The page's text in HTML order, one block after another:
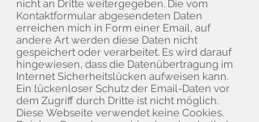
nicht an Dritte weitergegeben. Die vom
Kontaktformular abgesendeten Daten
erreichen mich in Form einer Email, auf
andere Art werden diese Daten nicht
gespeichert oder verarbeitet. Es wird darauf
hingewiesen, dass die Datenübertragung im
Internet Sicherheitslücken aufweisen kann.
Ein lückenloser Schutz der Email-Daten vor
dem Zugriff durch Dritte ist nicht möglich.
Diese Webseite verwendet keine Cookies.